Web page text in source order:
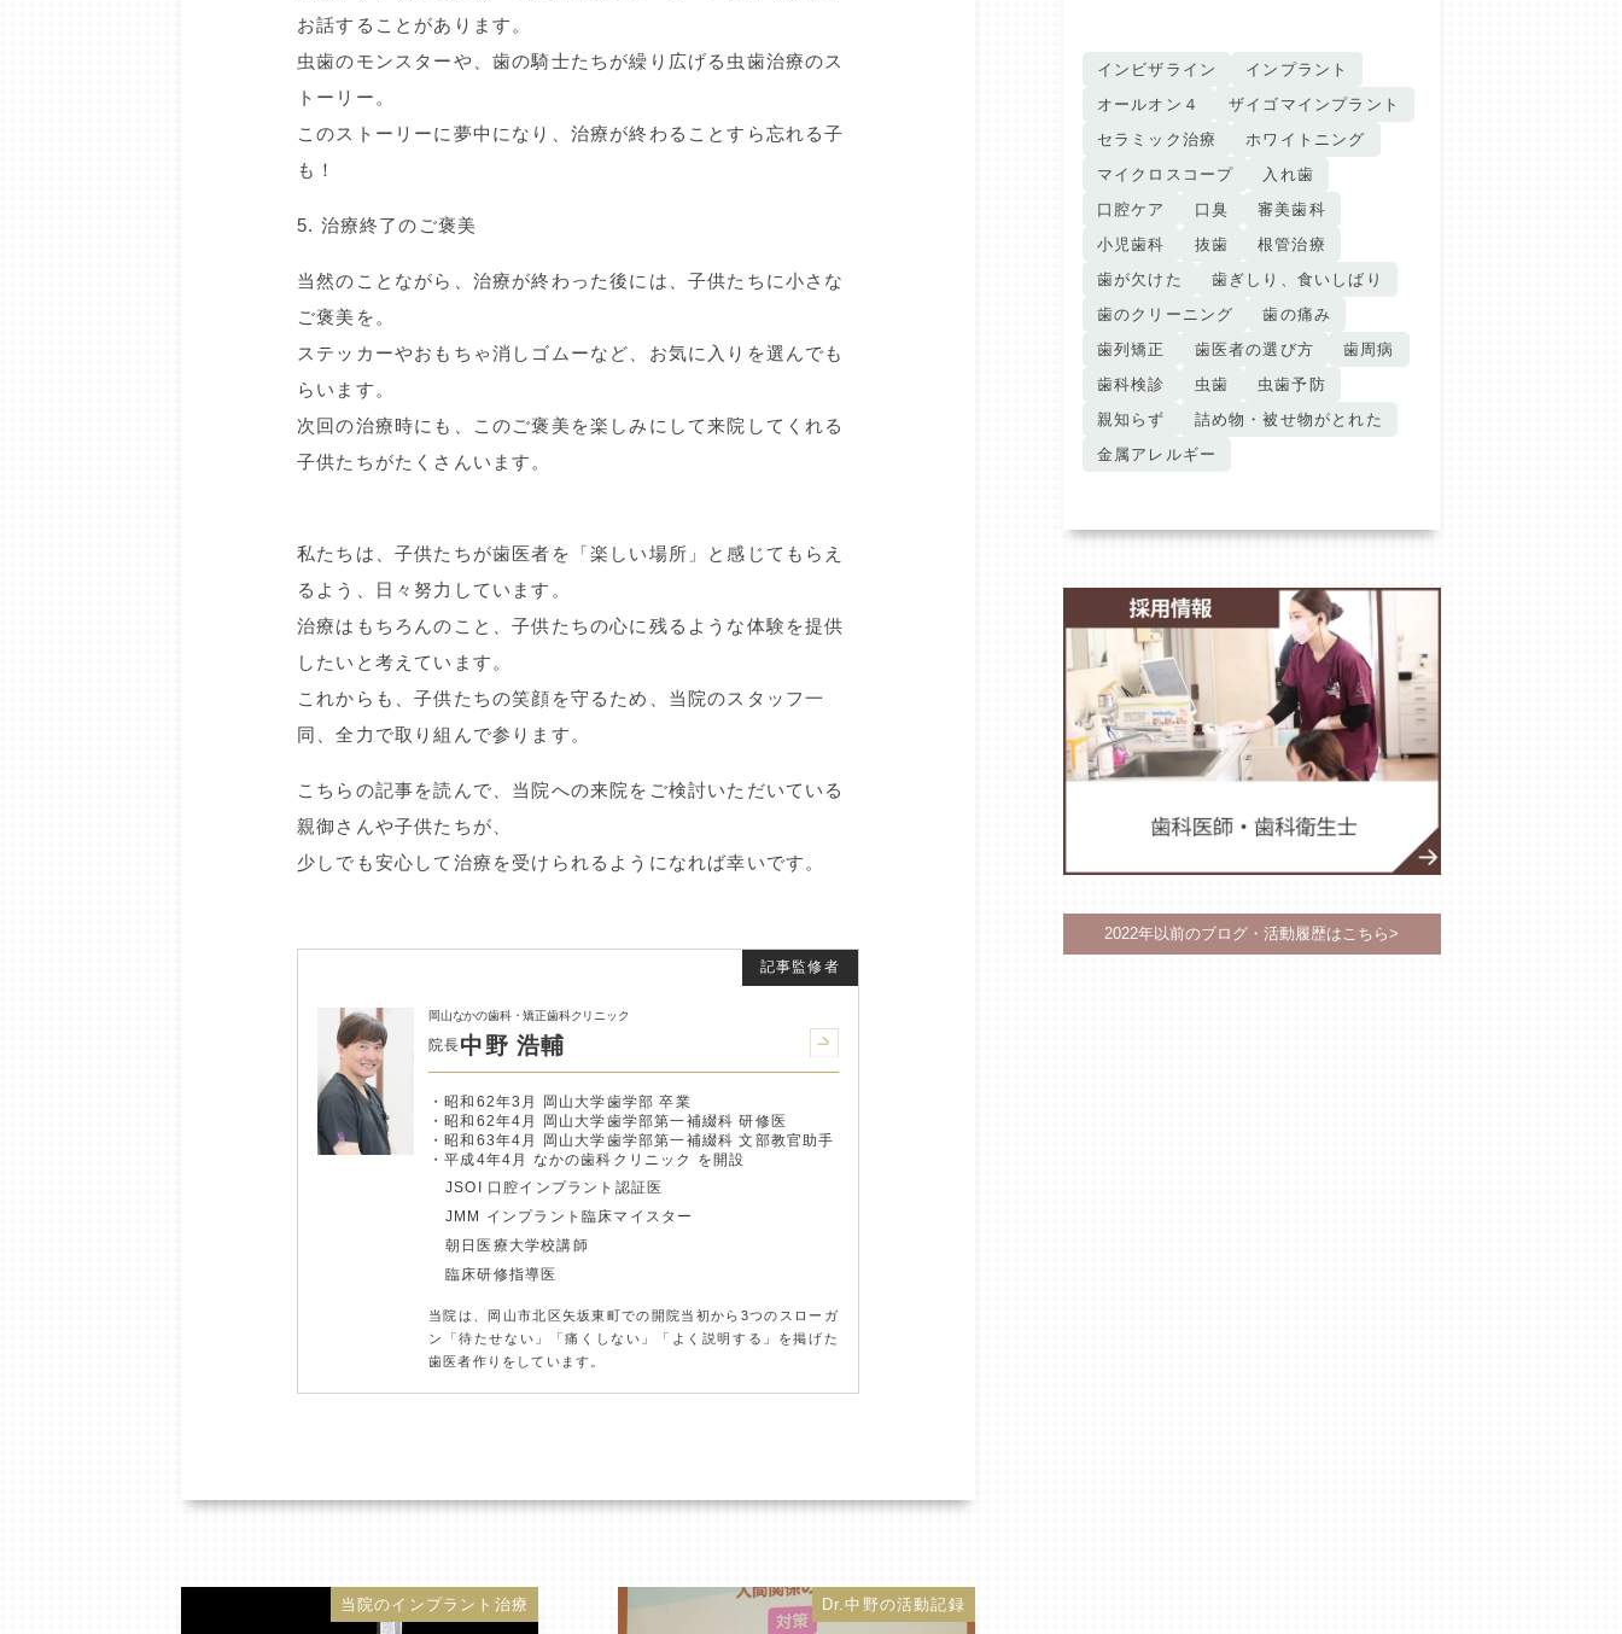
お話することがあります。
虫歯のモンスターや、歯の騎士たちが繰り広げる虫歯治療のス
トーリー。
このストーリーに夢中になり、治療が終わることすら忘れる子
も！
5. 治療終了のご褒美
当然のことながら、治療が終わった後には、子供たちに小さな
ご褒美を。
ステッカーやおもちゃ消しゴムーなど、お気に入りを選んでも
らいます。
次回の治療時にも、このご褒美を楽しみにして来院してくれる
子供たちがたくさんいます。
私たちは、子供たちが歯医者を「楽しい場所」と感じてもらえ
るよう、日々努力しています。
治療はもちろんのこと、子供たちの心に残るような体験を提供
したいと考えています。
これからも、子供たちの笑顔を守るため、当院のスタッフ一
同、全力で取り組んで参ります。
こちらの記事を読んで、当院への来院をご検討いただいている
親御さんや子供たちが、
少しでも安心して治療を受けられるようになれば幸いです。
岡山なかの歯科・矯正歯科クリニック
院長中野 浩輔
昭和62年3月 岡山大学歯学部 卒業
昭和62年4月 岡山大学歯学部第一補綴科 研修医
昭和63年4月 岡山大学歯学部第一補綴科 文部教官助手
平成4年4月 なかの歯科クリニック を開設
JSOI 口腔インプラント認証医
JMM インプラント臨床マイスター
朝日医療大学校講師
臨床研修指導医
当院は、岡山市北区矢坂東町での開院当初から3つのスローガ
ン「待たせない」「痛くしない」「よく説明する」を掲げた
歯医者作りをしています。
当院のインプラント治療 Dr.中野の活動記録
インビザライン
インプラント
オールオン４
ザイゴマインプラント
セラミック治療
ホワイトニング
マイクロスコープ
入れ歯
口腔ケア
口臭
審美歯科
小児歯科
抜歯
根管治療
歯が欠けた
歯ぎしり、食いしばり
歯のクリーニング
歯の痛み
歯列矯正
歯医者の選び方
歯周病
歯科検診
虫歯
虫歯予防
親知らず
詰め物・被せ物がとれた
金属アレルギー
2022年以前のブログ・活動履歴はこちら>